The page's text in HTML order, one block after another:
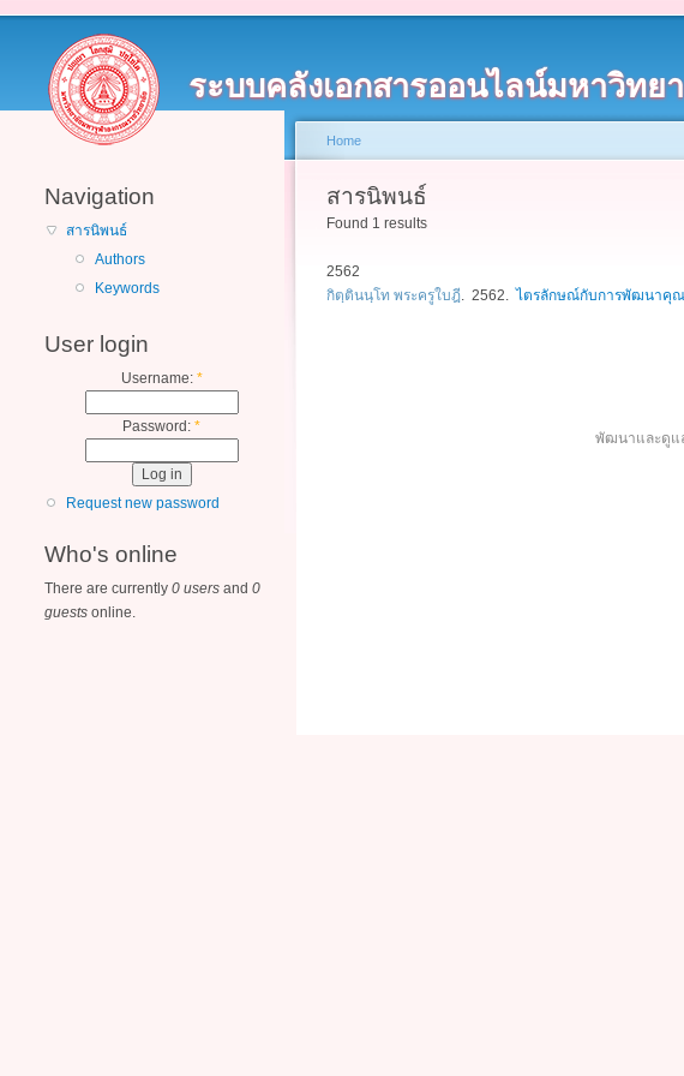
ระบบคลังเอกสารออนไลน์มหาวิท
Navigation
สารนิพนธ์
Authors
Keywords
User login
Username: *
Password: *
Request new password
Who's online
There are currently 0 users and 0
guests online.
Home
สารนิพนธ์
Found 1 results
2562
กิตฺตินนฺโท พระครูใบฎี. 2562. ไตรลักษณ์กับการพัฒนาคุ
พัฒนาและดูแ